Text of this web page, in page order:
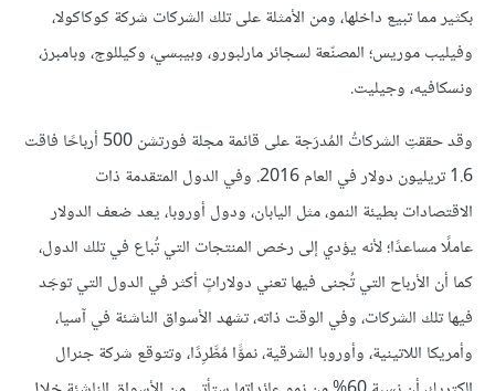
بكثير مما تبيع داخلها، ومن الأمثلة على تلك الشركات شركة كوكاكولا،
وفيليب موريس؛ المصنّعة لسجائر مارلبورو، وبيبسي، وكيللوج، وبامبرز،
ونسكافيه، وجيليت.
وقد حققتِ الشركاتُ المُدرَجة على قائمة مجلة فورتشن 500 أرباحًا فاقت
1.6 تريليون دولار في العام 2016. وفي الدول المتقدمة ذات
الاقتصادات بطيئة النمو، مثل اليابان، ودول أوروبا، يعد ضعف الدولار
عاملًا مساعدًا؛ لأنه يؤدي إلى رخص المنتجات التي تُباع في تلك الدول،
كما أن الأرباح التي تُجنى فيها تعني دولاراتٍ أكثر في الدول التي توجَد
فيها تلك الشركات، وفي الوقت ذاته، تشهد الأسواق الناشئة في آسيا،
وأمريكا اللاتينية، وأوروبا الشرقية، نموًّا مُطَّرِدًا، وتتوقع شركة جنرال